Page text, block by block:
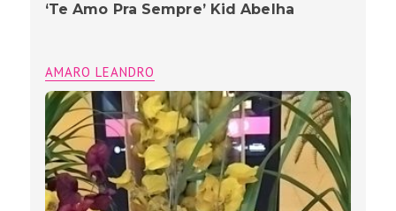
‘Te Amo Pra Sempre’ Kid Abelha
AMARO LEANDRO